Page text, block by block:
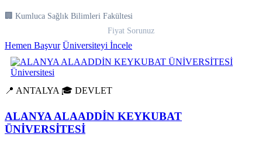
🏢 Kumluca Sağlık Bilimleri Fakültesi
Fiyat Sorunuz
Hemen Başvur Üniversiteyi İncele
📍 ANTALYA 🎓 DEVLET
ALANYA ALAADDİN KEYKUBAT
ÜNİVERSİTESİ